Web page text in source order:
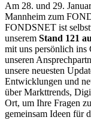
Am 28. und 29.
Mannheim zum
FONDSNET ist
unserem Stand 121
mit uns persönlich ins
unseren
unsere neuesten
Entwicklungen und
über Markttrends,
Ort, um Ihre Fragen
gemeinsam Ideen für